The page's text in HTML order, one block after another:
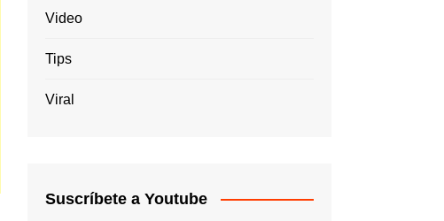
Video
Tips
Viral
Suscríbete a Youtube